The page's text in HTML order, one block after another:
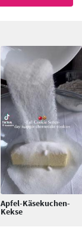
Apfel-Käsekuchen-
Kekse